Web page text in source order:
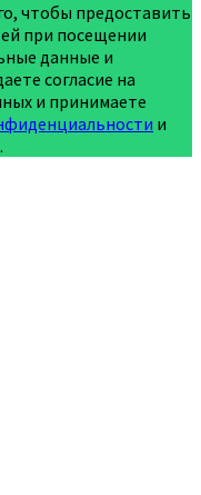
чтобы предоставить
при посещении
данные и
согласие на
и принимаете
и
.